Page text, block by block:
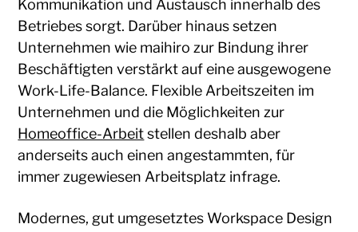
Kommunikation und Austausch innerhalb des
Betriebes sorgt. Darüber hinaus setzen
Unternehmen wie maihiro zur Bindung ihrer
Beschäftigten verstärkt auf eine ausgewogene
Work-Life-Balance. Flexible Arbeitszeiten im
Unternehmen und die Möglichkeiten zur
Homeoffice-Arbeitstellen deshalb aber
anderseits auch einen angestammten, für
immer zugewiesen Arbeitsplatz infrage.
Modernes, gut umgesetztes Workspace Design